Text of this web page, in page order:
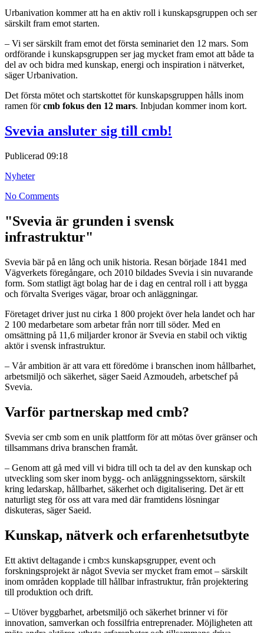
Urbanivation kommer att ha en aktiv roll i kunskapsgruppen och ser
särskilt fram emot starten.
– Vi ser särskilt fram emot det första seminariet den 12 mars. Som
ordförande i kunskapsgruppen ser jag mycket fram emot att både ta
del av och bidra med kunskap, energi och inspiration i nätverket,
säger Urbanivation.
Det första mötet och startskottet för kunskapsgruppen hålls inom
ramen förcmb fokus den 12 mars. Inbjudan kommer inom kort.
Svevia ansluter sig till cmb!
Publicerad 09:18
Nyheter
No Comments
"Svevia är grunden i svensk
infrastruktur"
Svevia bär på en lång och unik historia. Resan började 1841 med
Vägverkets föregångare, och 2010 bildades Svevia i sin nuvarande
form. Som statligt ägt bolag har de i dag en central roll i att bygga
och förvalta Sveriges vägar, broar och anläggningar.
Företaget driver just nu cirka 1 800 projekt över hela landet och har
2 100 medarbetare som arbetar från norr till söder. Med en
omsättning på 11,6 miljarder kronor är Svevia en stabil och viktig
aktör i svensk infrastruktur.
– Vår ambition är att vara ett föredöme i branschen inom hållbarhet,
arbetsmiljö och säkerhet, säger Saeid Azmoudeh, arbetschef på
Svevia.
Varför partnerskap med cmb?
Svevia ser cmb som en unik plattform för att mötas över gränser och
tillsammans driva branschen framåt.
– Genom att gå med vill vi bidra till och ta del av den kunskap och
utveckling som sker inom bygg- och anläggningssektorn, särskilt
kring ledarskap, hållbarhet, säkerhet och digitalisering. Det är ett
naturligt steg för oss att vara med där framtidens lösningar
diskuteras, säger Saeid.
Kunskap, nätverk och erfarenhetsutbyte
Ett aktivt deltagande i cmb:s kunskapsgrupper, event och
forskningsprojekt är något Svevia ser mycket fram emot – särskilt
inom områden kopplade till hållbar infrastruktur, från projektering
till produktion och drift.
– Utöver byggbarhet, arbetsmiljö och säkerhet brinner vi för
innovation, samverkan och fossilfria entreprenader. Möjligheten att